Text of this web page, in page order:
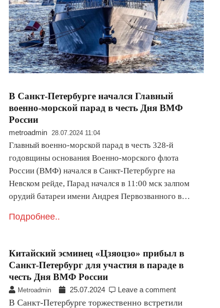
В Санкт-Петербурге начался Главный
военно-морской парад в честь Дня ВМФ
России
metroadmin 28.07.2024 11:04
Главный военно-морской парад в честь 328-й
годовщины основания Военно-морского флота
России (ВМФ) начался в Санкт-Петербурге на
Невском рейде, Парад начался в 11:00 мск залпом
орудий батареи имени Андрея Первозванного в…
Подробнее..
Китайский эсминец «Цзяоцзо» прибыл в
Санкт-Петербург для участия в параде в
честь Дня ВМФ России
Metroadmin 25.07.2024 Leave a comment
В Санкт-Петербурге торжественно встретили